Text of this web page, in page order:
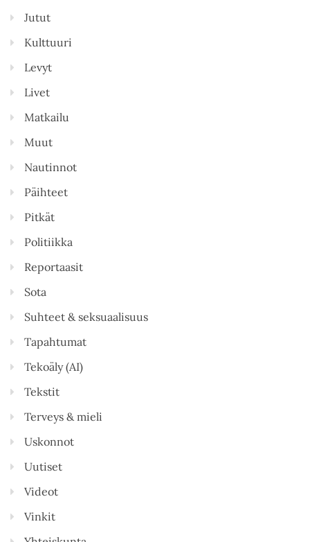
Jutut
Kulttuuri
Levyt
Livet
Matkailu
Muut
Nautinnot
Päihteet
Pitkät
Politiikka
Reportaasit
Sota
Suhteet & seksuaalisuus
Tapahtumat
Tekoäly (AI)
Tekstit
Terveys & mieli
Uskonnot
Uutiset
Videot
Vinkit